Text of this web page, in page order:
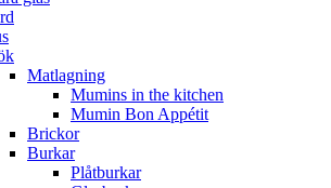
Matlagning
Mumins in the kitchen
Mumin Bon Appétit
Brickor
Burkar
Plåtburkar